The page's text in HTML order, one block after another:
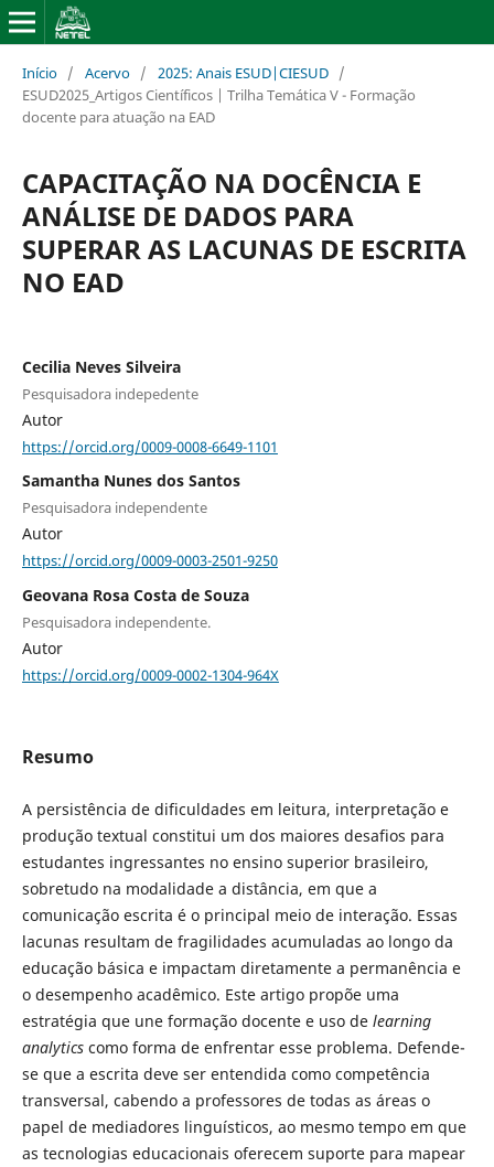
Início / Acervo / 2025: Anais ESUD|CIESUD /
ESUD2025_Artigos Científicos | Trilha Temática V - Formação
docente para atuação na EAD
CAPACITAÇÃO NA DOCÊNCIA E
ANÁLISE DE DADOS PARA
SUPERAR AS LACUNAS DE ESCRITA
NO EAD
Cecilia Neves Silveira
Pesquisadora indepedente
Autor
https://orcid.org/0009-0008-6649-1101
Samantha Nunes dos Santos
Pesquisadora independente
Autor
https://orcid.org/0009-0003-2501-9250
Geovana Rosa Costa de Souza
Pesquisadora independente.
Autor
https://orcid.org/0009-0002-1304-964X
Resumo
A persistência de dificuldades em leitura, interpretação e
produção textual constitui um dos maiores desafios para
estudantes ingressantes no ensino superior brasileiro,
sobretudo na modalidade a distância, em que a
comunicação escrita é o principal meio de interação. Essas
lacunas resultam de fragilidades acumuladas ao longo da
educação básica e impactam diretamente a permanência e
o desempenho acadêmico. Este artigo propõe uma
estratégia que une formação docente e uso de learning
analyticscomo forma de enfrentar esse problema. Defende-
se que a escrita deve ser entendida como competência
transversal, cabendo a professores de todas as áreas o
papel de mediadores linguísticos, ao mesmo tempo em que
as tecnologias educacionais oferecem suporte para mapear